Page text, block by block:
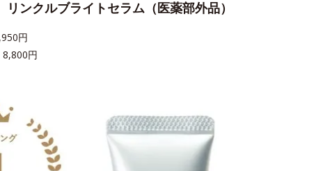
ンクルブライトセラム（医薬部外品）
円
円